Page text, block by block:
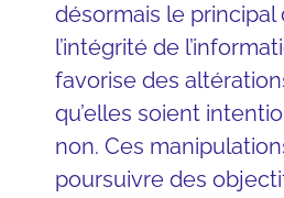
désormais le principal
l’intégrité de
favorise des
qu’elles soient
non. Ces
poursuivre des